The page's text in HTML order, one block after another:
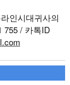
인시대귀사의
755 / 카톡ID